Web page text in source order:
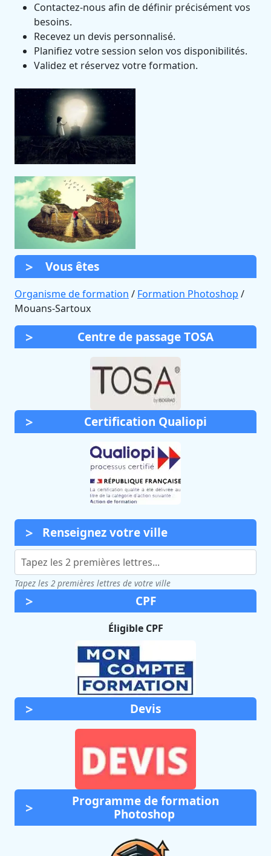
Contactez-nous afin de définir précisément vos
besoins.
Recevez un devis personnalisé.
Planifiez votre session selon vos disponibilités.
Validez et réservez votre formation.
Vous êtes
Organisme de formation / Formation Photoshop /
Mouans-Sartoux
Centre de passage TOSA
Certification Qualiopi
Renseignez votre ville
Tapez les 2 premières lettres de votre ville
CPF
Éligible CPF
Devis
Programme de formation
Photoshop